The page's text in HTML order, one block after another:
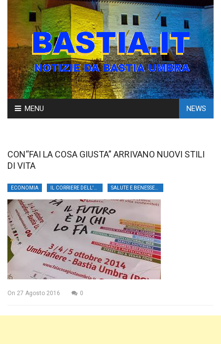
Skip
to
MENU NEWS
CON“FAI LA COSA GIUSTA” ARRIVANO NUOVI STILI
DI VITA
ECONOMIA
On 27 Agosto 2016 0